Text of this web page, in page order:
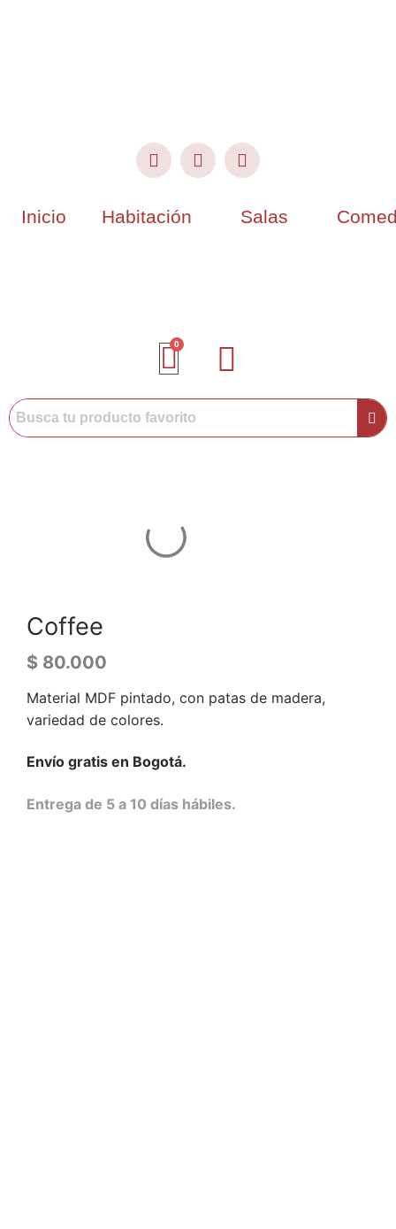
Inicio Habitación Salas
Coffee
$ 80.000
Material MDF pintado, con patas de madera,
variedad de colores.
Envío gratis en Bogotá.
Entrega de 5 a 10 días hábiles.